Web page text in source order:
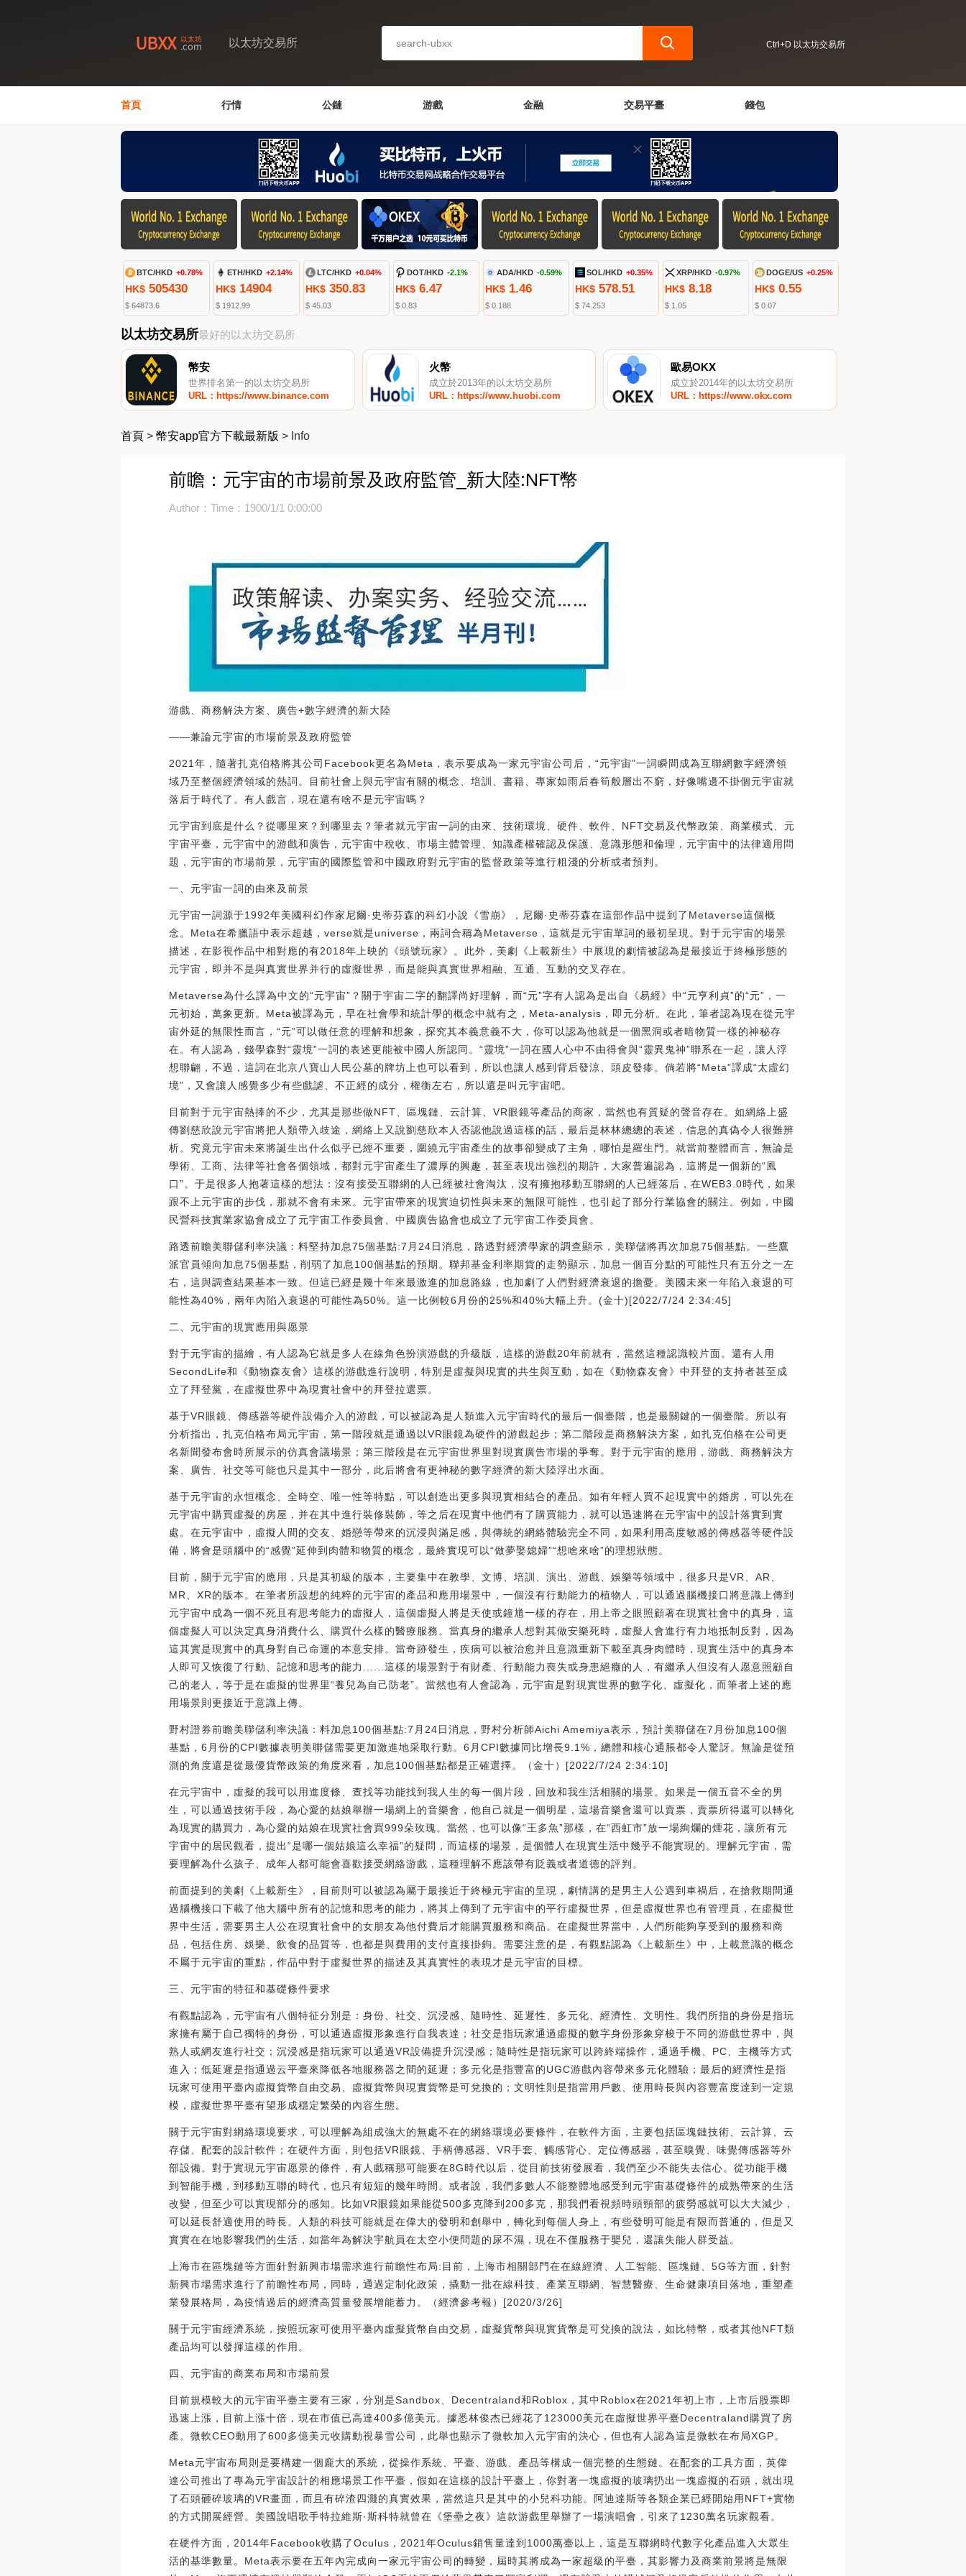
以太坊交易所 Ctrl+D 以太坊交易所
首頁 行情 公鏈 游戲 金融 交易平臺 錢包
BTC/HKD +0.78%
HK$ 505430
$ 64873.6
ETH/HKD +2.14%
HK$14904
$ 1912.99
LTC/HKD +0.04%
HK$350.83
$ 45.03
DOT/HKD -2.1%
HK$6.47
$ 0.83
ADA/HKD -0.59%
HK$1.46
$ 0.188
SOL/HKD +0.35%
HK$ 578.51
$ 74.253
XRP/HKD -0.97%
HK$ 8.18
$ 1.05
DOGE/US +0.25%
HK$ 0.55
$ 0.07
以太坊交易所最好的以太坊交易所
幣安
世界排名第一的以太坊交易所
URL：https://www.binance.com
火幣
成立於2013年的以太坊交易所
URL：https://www.huobi.com
歐易OKX
成立於2014年的以太坊交易所
URL：https://www.okx.com
首頁 > 幣安app官方下載最新版 > Info
前瞻：元宇宙的市場前景及政府監管_新大陸:NFT幣
Author：Time：1900/1/1 0:00:00
游戲、商務解決方案、廣告+數字經濟的新大陸
——兼論元宇宙的市場前景及政府監管
2021年，隨著扎克伯格將其公司Facebook更名為Meta，表示要成為一家元宇宙公司后，“元宇宙”一詞瞬間成為互聯網數字經濟領
域乃至整個經濟領域的熱詞。目前社會上與元宇宙有關的概念、培訓、書籍、專家如雨后春筍般層出不窮，好像嘴邊不掛個元宇宙就
落后于時代了。有人戲言，現在還有啥不是元宇宙嗎？
元宇宙到底是什么？從哪里來？到哪里去？筆者就元宇宙一詞的由來、技術環境、硬件、軟件、NFT交易及代幣政策、商業模式、元
宇宙平臺，元宇宙中的游戲和廣告，元宇宙中稅收、市場主體管理、知識產權確認及保護、意識形態和倫理，元宇宙中的法律適用問
題，元宇宙的市場前景，元宇宙的國際監管和中國政府對元宇宙的監督政策等進行粗淺的分析或者預判。
一、元宇宙一詞的由來及前景
元宇宙一詞源于1992年美國科幻作家尼爾·史蒂芬森的科幻小說《雪崩》，尼爾·史蒂芬森在這部作品中提到了Metaverse這個概
念。Meta在希臘語中表示超越，verse就是universe，兩詞合稱為Metaverse，這就是元宇宙單詞的最初呈現。對于元宇宙的場景
描述，在影視作品中相對應的有2018年上映的《頭號玩家》。此外，美劇《上載新生》中展現的劇情被認為是最接近于終極形態的
元宇宙，即并不是與真實世界并行的虛擬世界，而是能與真實世界相融、互通、互動的交叉存在。
Metaverse為什么譯為中文的“元宇宙”？關于宇宙二字的翻譯尚好理解，而“元”字有人認為是出自《易經》中“元亨利貞”的“元”，一
元初始，萬象更新。Meta被譯為元，早在社會學和統計學的概念中就有之，Meta-analysis，即元分析。在此，筆者認為現在從元宇
宙外延的無限性而言，“元”可以做任意的理解和想象，探究其本義意義不大，你可以認為他就是一個黑洞或者暗物質一樣的神秘存
在。有人認為，錢學森對“靈境”一詞的表述更能被中國人所認同。“靈境”一詞在國人心中不由得會與“靈異鬼神”聯系在一起，讓人浮
想聯翩，不過，這詞在北京八寶山人民公墓的牌坊上也可以看到，所以也讓人感到背后發涼、頭皮發瘆。倘若將“Meta”譯成“太虛幻
境”，又會讓人感覺多少有些戲謔、不正經的成分，權衡左右，所以還是叫元宇宙吧。
目前對于元宇宙熱捧的不少，尤其是那些做NFT、區塊鏈、云計算、VR眼鏡等產品的商家，當然也有質疑的聲音存在。如網絡上盛
傳劉慈欣說元宇宙將把人類帶入歧途，網絡上又說劉慈欣本人否認他說過這樣的話，最后是林林總總的表述，信息的真偽令人很難辨
析。究竟元宇宙未來將誕生出什么似乎已經不重要，圍繞元宇宙產生的故事卻變成了主角，哪怕是羅生門。就當前整體而言，無論是
學術、工商、法律等社會各個領域，都對元宇宙產生了濃厚的興趣，甚至表現出強烈的期許，大家普遍認為，這將是一個新的“風
口”。于是很多人抱著這樣的想法：沒有接受互聯網的人已經被社會淘汰，沒有擁抱移動互聯網的人已經落后，在WEB3.0時代，如果
跟不上元宇宙的步伐，那就不會有未來。元宇宙帶來的現實迫切性與未來的無限可能性，也引起了部分行業協會的關注。例如，中國
民營科技實業家協會成立了元宇宙工作委員會、中國廣告協會也成立了元宇宙工作委員會。
路透前瞻美聯儲利率決議：料堅持加息75個基點:7月24日消息，路透對經濟學家的調查顯示，美聯儲將再次加息75個基點。一些鷹
派官員傾向加息75個基點，削弱了加息100個基點的預期。聯邦基金利率期貨的走勢顯示，加息一個百分點的可能性只有五分之一左
右，這與調查結果基本一致。但這已經是幾十年來最激進的加息路線，也加劇了人們對經濟衰退的擔憂。美國未來一年陷入衰退的可
能性為40%，兩年內陷入衰退的可能性為50%。這一比例較6月份的25%和40%大幅上升。(金十)[2022/7/24 2:34:45]
二、元宇宙的現實應用與愿景
對于元宇宙的描繪，有人認為它就是多人在線角色扮演游戲的升級版，這樣的游戲20年前就有，當然這種認識較片面。還有人用
SecondLife和《動物森友會》這樣的游戲進行說明，特別是虛擬與現實的共生與互動，如在《動物森友會》中拜登的支持者甚至成
立了拜登黨，在虛擬世界中為現實社會中的拜登拉選票。
基于VR眼鏡、傳感器等硬件設備介入的游戲，可以被認為是人類進入元宇宙時代的最后一個臺階，也是最關鍵的一個臺階。所以有
分析指出，扎克伯格布局元宇宙，第一階段就是通過以VR眼鏡為硬件的游戲起步；第二階段是商務解決方案，如扎克伯格在公司更
名新聞發布會時所展示的仿真會議場景；第三階段是在元宇宙世界里對現實廣告市場的爭奪。對于元宇宙的應用，游戲、商務解決方
案、廣告、社交等可能也只是其中一部分，此后將會有更神秘的數字經濟的新大陸浮出水面。
基于元宇宙的永恒概念、全時空、唯一性等特點，可以創造出更多與現實相結合的產品。如有年輕人買不起現實中的婚房，可以先在
元宇宙中購買虛擬的房屋，并在其中進行裝修裝飾，等之后在現實中他們有了購買能力，就可以迅速將在元宇宙中的設計落實到實
處。在元宇宙中，虛擬人間的交友、婚戀等帶來的沉浸與滿足感，與傳統的網絡體驗完全不同，如果利用高度敏感的傳感器等硬件設
備，將會是頭腦中的“感覺”延伸到肉體和物質的概念，最終實現可以“做夢娶媳婦”“想啥來啥”的理想狀態。
目前，關于元宇宙的應用，只是其初級的版本，主要集中在教學、文博、培訓、演出、游戲、娛樂等領域中，很多只是VR、AR、
MR、XR的版本。在筆者所設想的純粹的元宇宙的產品和應用場景中，一個沒有行動能力的植物人，可以通過腦機接口將意識上傳到
元宇宙中成為一個不死且有思考能力的虛擬人，這個虛擬人將是天使或鐘馗一樣的存在，用上帝之眼照顧著在現實社會中的真身，這
個虛擬人可以決定真身消費什么、購買什么樣的醫療服務。當真身的繼承人想對其做安樂死時，虛擬人會進行有力地抵制反對，因為
這其實是現實中的真身對自己命運的本意安排。當奇跡發生，疾病可以被治愈并且意識重新下載至真身肉體時，現實生活中的真身本
人即可又恢復了行動、記憶和思考的能力......這樣的場景對于有財產、行動能力喪失或身患絕癥的人，有繼承人但沒有人愿意照顧自
己的老人，等于是在虛擬的世界里“養兒為自己防老”。當然也有人會認為，元宇宙是對現實世界的數字化、虛擬化，而筆者上述的應
用場景則更接近于意識上傳。
野村證券前瞻美聯儲利率決議：料加息100個基點:7月24日消息，野村分析師Aichi Amemiya表示，預計美聯儲在7月份加息100個
基點，6月份的CPI數據表明美聯儲需要更加激進地采取行動。6月CPI數據同比增長9.1%，總體和核心通脹都令人驚訝。無論是從預
測的角度還是從最優貨幣政策的角度來看，加息100個基點都是正確選擇。（金十）[2022/7/24 2:34:10]
在元宇宙中，虛擬的我可以用進度條、查找等功能找到我人生的每一個片段，回放和我生活相關的場景。如果是一個五音不全的男
生，可以通過技術手段，為心愛的姑娘舉辦一場網上的音樂會，他自己就是一個明星，這場音樂會還可以賣票，賣票所得還可以轉化
為現實的購買力，為心愛的姑娘在現實社會買999朵玫瑰。當然，也可以像“王多魚”那樣，在“西虹市”放一場絢爛的煙花，讓所有元
宇宙中的居民觀看，提出“是哪一個姑娘這么幸福”的疑問，而這樣的場景，是個體人在現實生活中幾乎不能實現的。理解元宇宙，需
要理解為什么孩子、成年人都可能會喜歡接受網絡游戲，這種理解不應該帶有貶義或者道德的評判。
前面提到的美劇《上載新生》，目前則可以被認為屬于最接近于終極元宇宙的呈現，劇情講的是男主人公遇到車禍后，在搶救期間通
過腦機接口下載了他大腦中所有的記憶和思考的能力，將其上傳到了元宇宙中的平行虛擬世界，但是虛擬世界也有管理員，在虛擬世
界中生活，需要男主人公在現實社會中的女朋友為他付費后才能購買服務和商品。在虛擬世界當中，人們所能夠享受到的服務和商
品，包括住房、娛樂、飲食的品質等，也都是與費用的支付直接掛鉤。需要注意的是，有觀點認為《上載新生》中，上載意識的概念
不屬于元宇宙的重點，作品中對于虛擬世界的描述及其真實性的表現才是元宇宙的目標。
三、元宇宙的特征和基礎條件要求
有觀點認為，元宇宙有八個特征分別是：身份、社交、沉浸感、隨時性、延遲性、多元化、經濟性、文明性。我們所指的身份是指玩
家擁有屬于自己獨特的身份，可以通過虛擬形象進行自我表達；社交是指玩家通過虛擬的數字身份形象穿梭于不同的游戲世界中，與
熟人或網友進行社交；沉浸感是指玩家可以通過VR設備提升沉浸感；隨時性是指玩家可以跨終端操作，通過手機、PC、主機等方式
進入；低延遲是指通過云平臺來降低各地服務器之間的延遲；多元化是指豐富的UGC游戲內容帶來多元化體驗；最后的經濟性是指
玩家可使用平臺內虛擬貨幣自由交易、虛擬貨幣與現實貨幣是可兌換的；文明性則是指當用戶數、使用時長與內容豐富度達到一定規
模，虛擬世界平臺有望形成穩定繁榮的內容生態。
關于元宇宙對網絡環境要求，可以理解為組成強大的無處不在的網絡環境必要條件，在軟件方面，主要包括區塊鏈技術、云計算、云
存儲、配套的設計軟件；在硬件方面，則包括VR眼鏡、手柄傳感器、VR手套、觸感背心、定位傳感器，甚至嗅覺、味覺傳感器等外
部設備。對于實現元宇宙愿景的條件，有人戲稱那可能要在8G時代以后，從目前技術發展看，我們至少不能失去信心。從功能手機
到智能手機，到移動互聯的時代，也只有短短的幾年時間。或者說，我們多數人不能整體地感受到元宇宙基礎條件的成熟帶來的生活
改變，但至少可以實現部分的感知。比如VR眼鏡如果能從500多克降到200多克，那我們看視頻時頭頸部的疲勞感就可以大大減少，
可以延長舒適使用的時長。人類的科技可能就是在偉大的發明和創舉中，轉化到每個人身上，有些發明可能是有限而普通的，但是又
實實在在地影響我們的生活，如當年為解決宇航員在太空小便問題的尿不濕，現在不僅服務于嬰兒，還讓失能人群受益。
上海市在區塊鏈等方面針對新興市場需求進行前瞻性布局:目前，上海市相關部門在在線經濟、人工智能、區塊鏈、5G等方面，針對
新興市場需求進行了前瞻性布局，同時，通過定制化政策，撬動一批在線科技、產業互聯網、智慧醫療、生命健康項目落地，重塑產
業發展格局，為疫情過后的經濟高質量發展增能蓄力。（經濟參考報）[2020/3/26]
關于元宇宙經濟系統，按照玩家可使用平臺內虛擬貨幣自由交易，虛擬貨幣與現實貨幣是可兌換的說法，如比特幣，或者其他NFT類
產品均可以發揮這樣的作用。
四、元宇宙的商業布局和市場前景
目前規模較大的元宇宙平臺主要有三家，分別是Sandbox、Decentraland和Roblox，其中Roblox在2021年初上市，上市后股票即
迅速上漲，目前上漲十倍，現在市值已高達400多億美元。據悉林俊杰已經花了123000美元在虛擬世界平臺Decentraland購買了房
產。微軟CEO動用了600多億美元收購動視暴雪公司，此舉也顯示了微軟加入元宇宙的決心，但也有人認為這是微軟在布局XGP。
Meta元宇宙布局則是要構建一個龐大的系統，從操作系統、平臺、游戲、產品等構成一個完整的生態鏈。在配套的工具方面，英偉
達公司推出了專為元宇宙設計的相應場景工作平臺，假如在這樣的設計平臺上，你對著一塊虛擬的玻璃扔出一塊虛擬的石頭，就出現
了石頭砸碎玻璃的VR畫面，而且有碎渣四濺的真實效果，當然這只是其中的小兒科功能。阿迪達斯等各類企業已經開始用NFT+實物
的方式開展經營。美國說唱歌手特拉維斯·斯科特就曾在《堡壘之夜》這款游戲里舉辦了一場演唱會，引來了1230萬名玩家觀看。
在硬件方面，2014年Facebook收購了Oculus，2021年Oculus銷售量達到1000萬臺以上，這是互聯網時代數字化產品進入大眾生
活的基準數量。Meta表示要在五年內完成向一家元宇宙公司的轉變，屆時其將成為一家超級的平臺，其影響力及商業前景將是無限